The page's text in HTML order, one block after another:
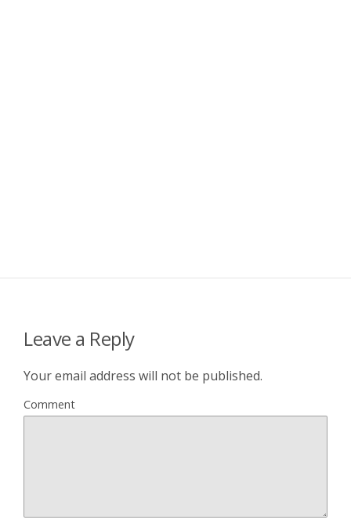
Leave a Reply
Your email address will not be published.
Comment